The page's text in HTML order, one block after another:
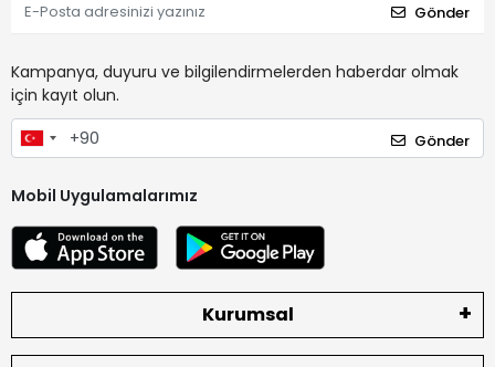
Gönder
Kampanya, duyuru ve bilgilendirmelerden haberdar olmak
için kayıt olun.
Gönder
Mobil Uygulamalarımız
Kurumsal